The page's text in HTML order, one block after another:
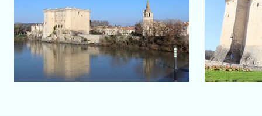
La ville de Tarascon au bord du
Rhône